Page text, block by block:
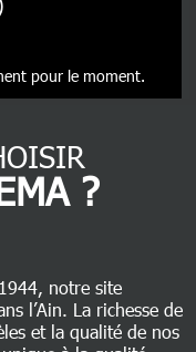
pour le moment.
?
notre site
l’Ain. La richesse de
et la qualité de nos